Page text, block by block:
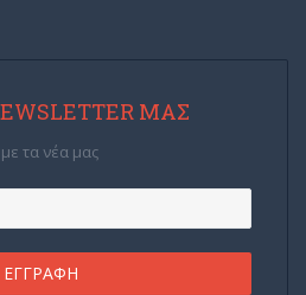
ΜΑΣ
τα νέα μας